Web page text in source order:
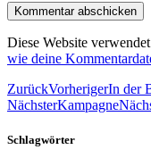
Diese Website
wie deine
ZurückVorherigerIn der
NächsterKampagne
Schlagwörter